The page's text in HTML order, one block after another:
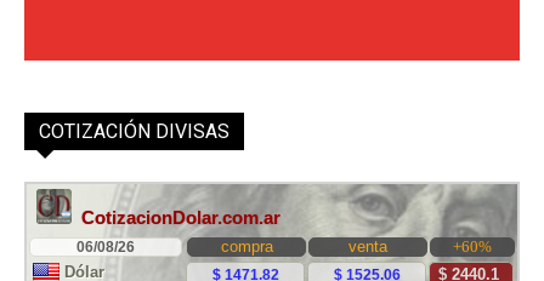
COTIZACIÓN DIVISAS